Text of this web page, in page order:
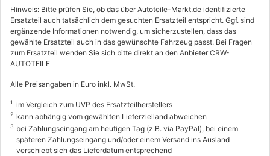
Hinweis: Bitte prüfen Sie, ob das über Autoteile-Markt.de identifizierte
Ersatzteil auch tatsächlich dem gesuchten Ersatzteil entspricht. Ggf. sind
ergänzende Informationen notwendig, um sicherzustellen, dass das
gewählte Ersatzteil auch in das gewünschte Fahrzeug passt. Bei Fragen
zum Ersatzteil wenden Sie sich bitte direkt an den Anbieter CRW-
AUTOTEILE
Alle Preisangaben in Euro inkl. MwSt.
1 im Vergleich zum UVP des Ersatzteilherstellers
2 kann abhängig vom gewählten Lieferzielland abweichen
3 bei Zahlungseingang am heutigen Tag (z.B. via PayPal), bei einem
späteren Zahlungseingang und/oder einem Versand ins Ausland
verschiebt sich das Lieferdatum entsprechend